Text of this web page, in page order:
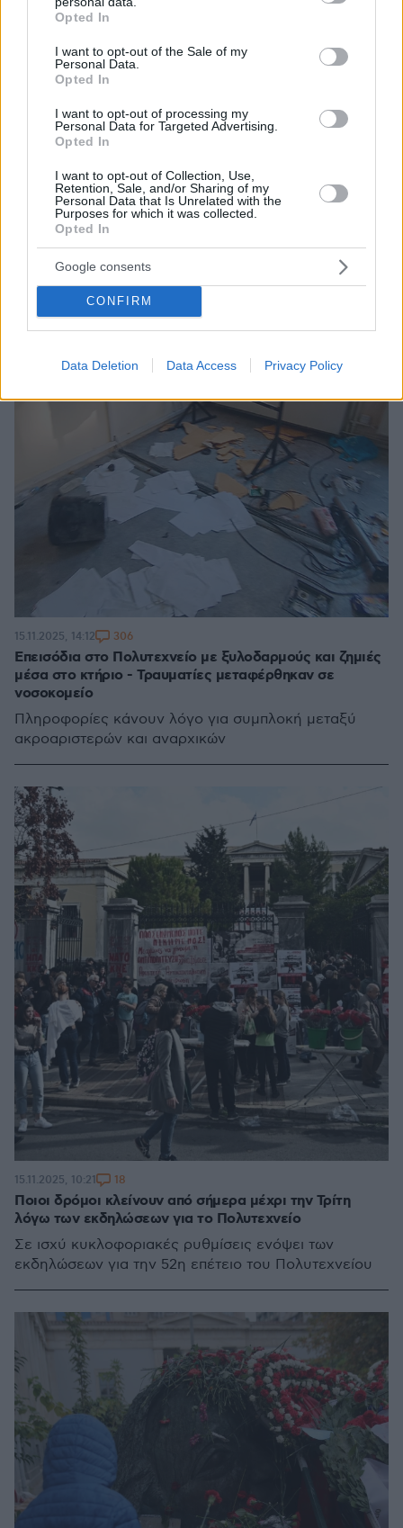
grant or deny consent to Google and its third-party tags to
use your data for below specified purposes in below Google
consent section.
Opted In
I want to opt-out of the Sale of my
Personal Data.
Opted In
I want to opt-out of processing my
Personal Data for Targeted Advertising.
Opted In
I want to opt-out of Collection, Use,
Retention, Sale, and/or Sharing of my
Personal Data that Is Unrelated with the
Purposes for which it was collected.
Opted In
Google consents
CONFIRM
Data Deletion Data Access Privacy Policy
Αντιπροσωπεία του ΚΚΕ και της ΚΝΕ κατέθεσε στεφάνι
στο Πολυτεχνείο - «Τιμάμε τον ηρωικό ξεσηκωμό»
Τι δήλωσαν το μέλος του Πολιτικού Γραφείου της
Αρβανιτάκης και το μέλος του Γραφείου του ΚΣ της
ΚΝΕ Βαγγέλη Μαγνήσαλη
16.11.2025, 11:58 23
Επεισόδια στο Πολυτεχνείο με ξυλοδαρμούς και ζημιές
μέσα στο κτήριο - Τραυματίες μεταφέρθηκαν σε
νοσοκομείο
Πληροφορίες κάνουν λόγο για συμπλοκή μεταξύ
ακροαριστερών και αναρχικών
15.11.2025, 14:12 306
Ποιοι δρόμοι κλείνουν από σήμερα μέχρι την Τρίτη
λόγω των εκδηλώσεων για το Πολυτεχνείο
Σε ισχύ κυκλοφοριακές ρυθμίσεις ενόψει των
εκδηλώσεων για την 52η επέτειο του Πολυτεχνείου
15.11.2025, 10:21 18